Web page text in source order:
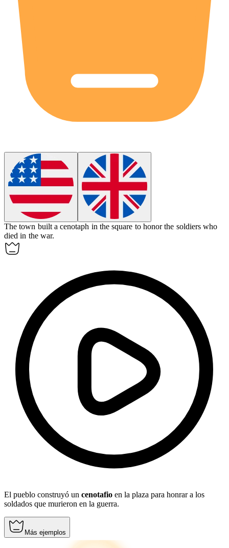
The town built acenotaph in the square to honor the soldiers who
died in the war.
El pueblo construyó un cenotafio en la plaza para honrar a los
soldados que murieron en la guerra.
Más ejemplos